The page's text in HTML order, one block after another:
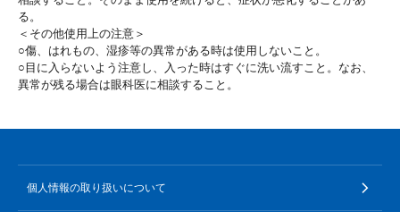
る。
＜その他使用上の注意＞
○傷、はれもの、湿疹等の異常がある時は使用しないこと。
○目に入らないよう注意し、入った時はすぐに洗い流すこと。なお、
異常が残る場合は眼科医に相談すること。
個人情報の取り扱いについて